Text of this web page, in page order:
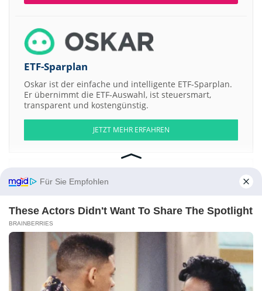
ETF-Sparplan
Oskar ist der einfache und intelligente ETF-Sparplan.
Er übernimmt die ETF-Auswahl, ist steuersmart,
transparent und kostengünstig.
JETZT MEHR ERFAHREN
S&P 500
Weitere Aktien:
Suncast Solar Energy Roularta Media Group NV Strip VVPR
Compagnie Financiere de Neufcour
Nextera Enterprise a
Worldmodal Network Services
Kontakt- Impressum
Barrierefreiheit
Für Sie Empfohlen
These Actors Didn't Want To Share The Spotlight
BRAINBERRIES